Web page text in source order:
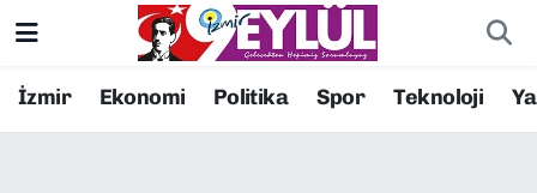
İzmir Ekonomi Politika Spor Teknoloji
Resmi İlanlar
Konak Nöbetçi Eczaneler